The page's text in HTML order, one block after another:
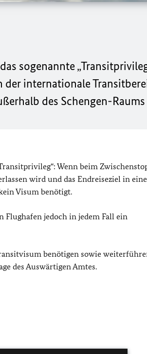
sogenannte
der internationale
des Schengen-
Wenn beim
wird und das Endreiseziel in
Visum benötigt.
Flughafen jedoch in jedem Fall ein
benötigen sowie
des Auswärtigen Amtes.